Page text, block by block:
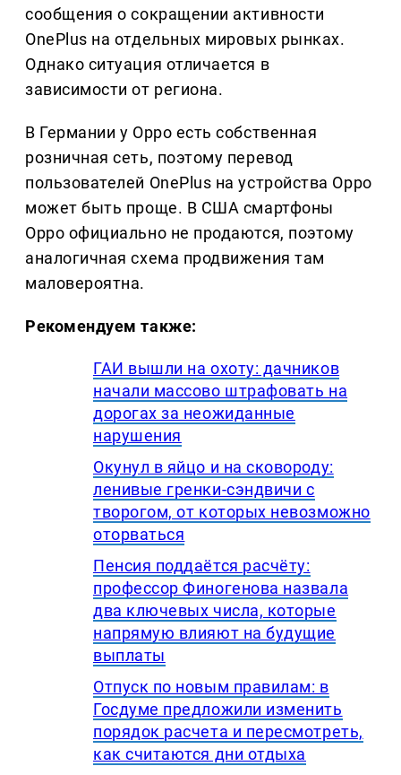
сообщения о сокращении активности
OnePlus на отдельных мировых рынках.
Однако ситуация отличается в
зависимости от региона.
В Германии у Oppo есть собственная
розничная сеть, поэтому перевод
пользователей OnePlus на устройства Oppo
может быть проще. В США смартфоны
Oppo официально не продаются, поэтому
аналогичная схема продвижения там
маловероятна.
Рекомендуем также:
ГАИ вышли на охоту: дачников
начали массово штрафовать на
дорогах за неожиданные
нарушения
Окунул в яйцо и на сковороду:
ленивые гренки-сэндвичи с
творогом, от которых невозможно
оторваться
Пенсия поддаётся расчёту:
профессор Финогенова назвала
два ключевых числа, которые
напрямую влияют на будущие
выплаты
Отпуск по новым правилам: в
Госдуме предложили изменить
порядок расчета и пересмотреть,
как считаются дни отдыха